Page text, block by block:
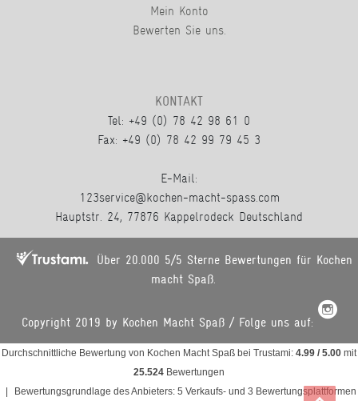
Mein Konto
Bewerten Sie uns.
KONTAKT
Tel: +49 (0) 78 42 98 61 0
Fax: +49 (0) 78 42 99 79 45 3
E-Mail:
123service@kochen-macht-spass.com
Hauptstr. 24, 77876 Kappelrodeck Deutschland
Über 20.000 5/5 Sterne Bewertungen für Kochen
macht Spaß.
Copyright 2019 by Kochen Macht Spaß / Folge uns auf:
Durchschnittliche Bewertung von Kochen Macht Spaß bei Trustami: 4.99 / 5.00 mit
25.524 Bewertungen
Bewertungsgrundlage des Anbieters: 5 Verkaufs- und 3 Bewertungsplattformen